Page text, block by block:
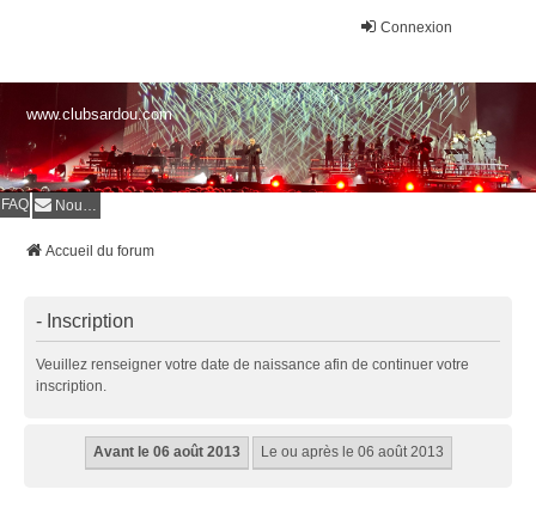
Connexion
www.clubsardou.com
FAQ Nous contacter
Accueil du forum
- Inscription
Veuillez renseigner votre date de naissance afin de continuer votre
inscription.